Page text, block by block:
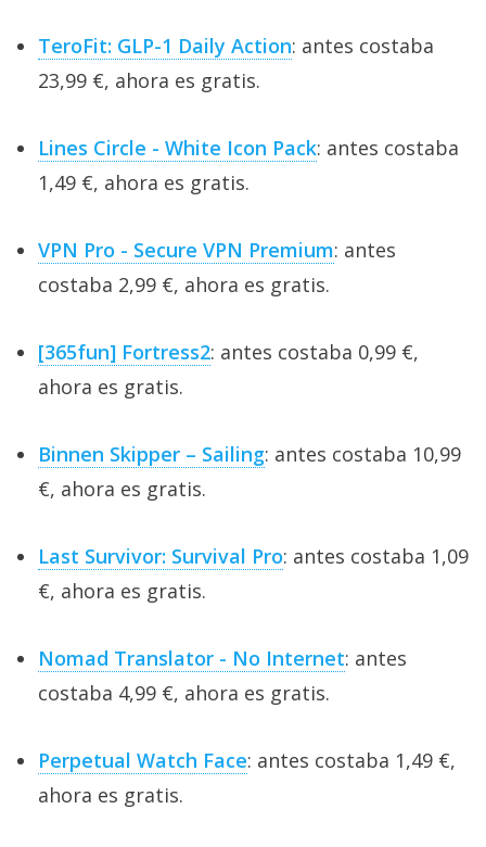
TeroFit: GLP-1 Daily Action: antes costaba
23,99 €, ahora es gratis.
Lines Circle - White Icon Pack: antes costaba
1,49 €, ahora es gratis.
VPN Pro - Secure VPN Premium: antes
costaba 2,99 €, ahora es gratis.
[365fun] Fortress2: antes costaba 0,99 €,
ahora es gratis.
Binnen Skipper – Sailing: antes costaba 10,99
€, ahora es gratis.
Last Survivor: Survival Pro: antes costaba 1,09
€, ahora es gratis.
Nomad Translator - No Internet: antes
costaba 4,99 €, ahora es gratis.
Perpetual Watch Face: antes costaba 1,49 €,
ahora es gratis.